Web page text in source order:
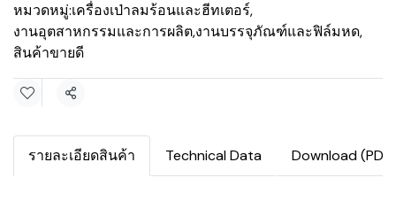
หมวดหมู่:เครื่องเป่าลมร้อนและฮีทเตอร์,
งานอุตสาหกรรมและการผลิต,งานบรรจุภัณฑ์และฟิล์มหด,
สินค้าขายดี
แชร์
รายละเอียดสินค้า Technical Data Download (PDF)